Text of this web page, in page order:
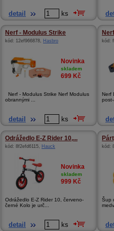
detail ks
Nerf - Modulus Strike
kód: 12ef966878, Hasbro
Novinka
skladem
699 Kč
Nerf - Modulus Strike Nerf Modulus
obrannými ...
detail ks
kód:
Nerf
Odrážedlo E-Z Rider 10,...
kód: 8f2efd6115, Hauck
Novinka
skladem
999 Kč
Odrážedlo E-Z Rider 10, červeno-
černé Kolo je urč...
detail ks
kód:
Šup